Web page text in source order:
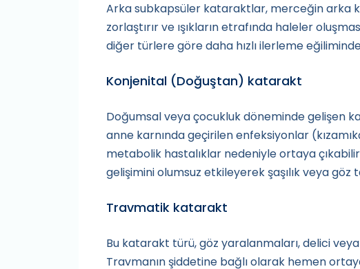
Arka subkapsüler kataraktlar, merceğin arka
zorlaştırır ve ışıkların etrafında haleler
diğer türlere göre daha hızlı ilerleme
Konjenital (Doğuştan) katarakt
Doğumsal veya çocukluk döneminde gelişen
anne karnında geçirilen enfeksiyonlar
metabolik hastalıklar nedeniyle ortaya
gelişimini olumsuz etkileyerek şaşılık veya
Travmatik katarakt
Bu katarakt türü, göz yaralanmaları, delici
Travmanın şiddetine bağlı olarak hemen